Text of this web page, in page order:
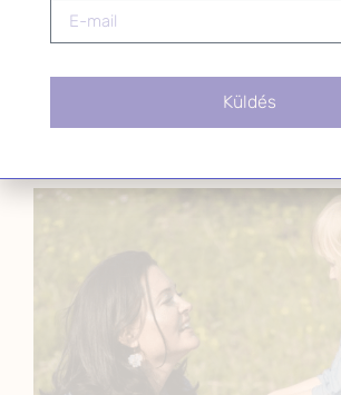
segítői
Küldés